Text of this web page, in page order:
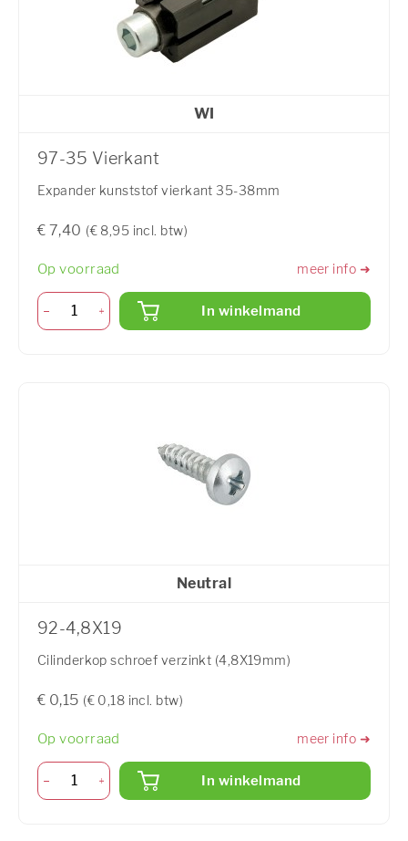
WI
97-35 Vierkant
Expander kunststof vierkant 35-38mm
€ 7,40 (€ 8,95 incl. btw)
Op voorraad meer info ➜
In winkelmand
Neutral
92-4,8X19
Cilinderkop schroef verzinkt (4,8X19mm)
€ 0,15 (€ 0,18 incl. btw)
Op voorraad meer info ➜
In winkelmand